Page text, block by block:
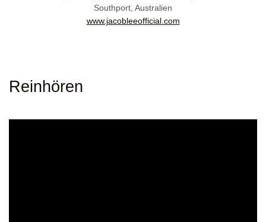
Southport, Australien
www.jacobleeofficial.com
Reinhören